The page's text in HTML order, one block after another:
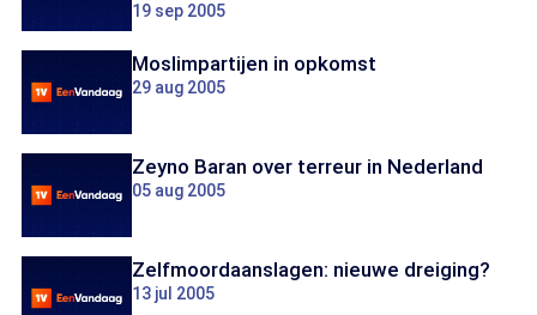
19 sep 2005
Moslimpartijen in opkomst
29 aug 2005
Zeyno Baran over terreur in Nederland
05 aug 2005
Zelfmoordaanslagen: nieuwe dreiging?
13 jul 2005